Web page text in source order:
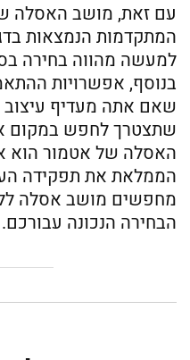
עם זאת, מושב האסלה
המתקדמות הנמצאות
למעשה מהווה בחירה
בנוסף, אפשרויות
שאם אתה מעדיף עיצוב
שתצטרך לחפש במקום
האסלה של אטמור הוא
הממלאת את תפקידה
מחפשים מושב אסלה
הבחירה הנכונה עבורכם.